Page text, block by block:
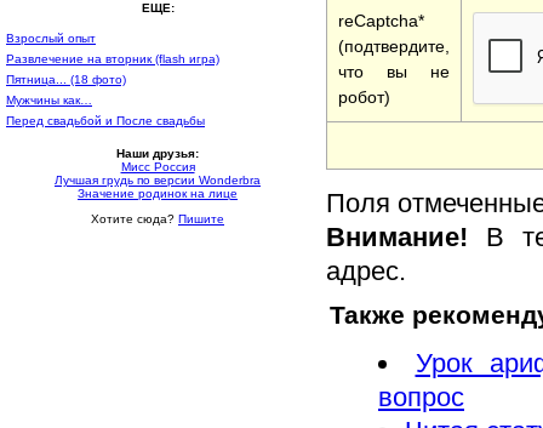
ЕЩЕ:
Взрослый опыт
Развлечение на вторник (flash игра)
Пятница... (18 фото)
Мужчины как…
Перед свадьбой и После свадьбы
Наши друзья:
Мисс Россия
Лучшая грудь по версии Wonderbra
Значение родинок на лице
Хотите сюда? Пишите
reCaptcha*
(подтвердите,
что вы не
робот)
Поля
Внимание! В
адрес.
Также
Урок
вопрос